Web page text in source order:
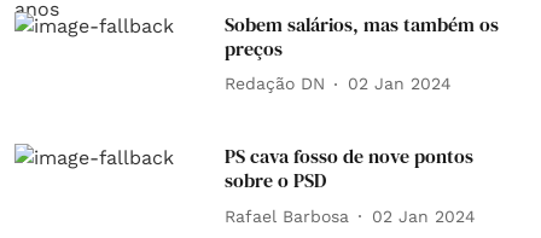
Sobem salários, mas também os
preços
Redação DN 02 Jan 2024
PS cava fosso de nove pontos
sobre o PSD
Rafael Barbosa 02 Jan 2024